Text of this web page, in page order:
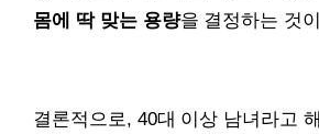
몸에 딱 맞는 용량을 결정하는 것
결론적으로, 40대 이상 남녀라고